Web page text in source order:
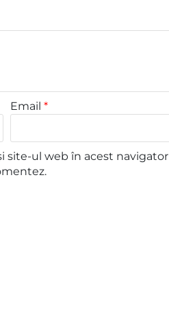
Email*
site-ul web în acest navigator